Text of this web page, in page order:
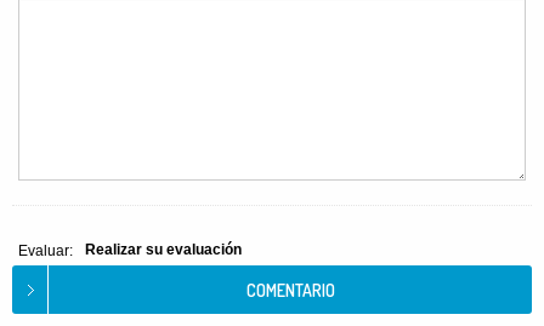
Evaluar: Realizar su evaluación